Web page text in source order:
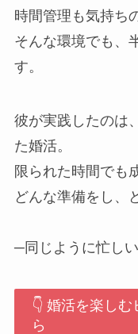
時間管理も気持ち
そんな環境でも、
す。
彼が実践したのは
た婚活。
限られた時間でも
どんな準備をし、
─同じように忙し
👇 婚活を楽し
ら